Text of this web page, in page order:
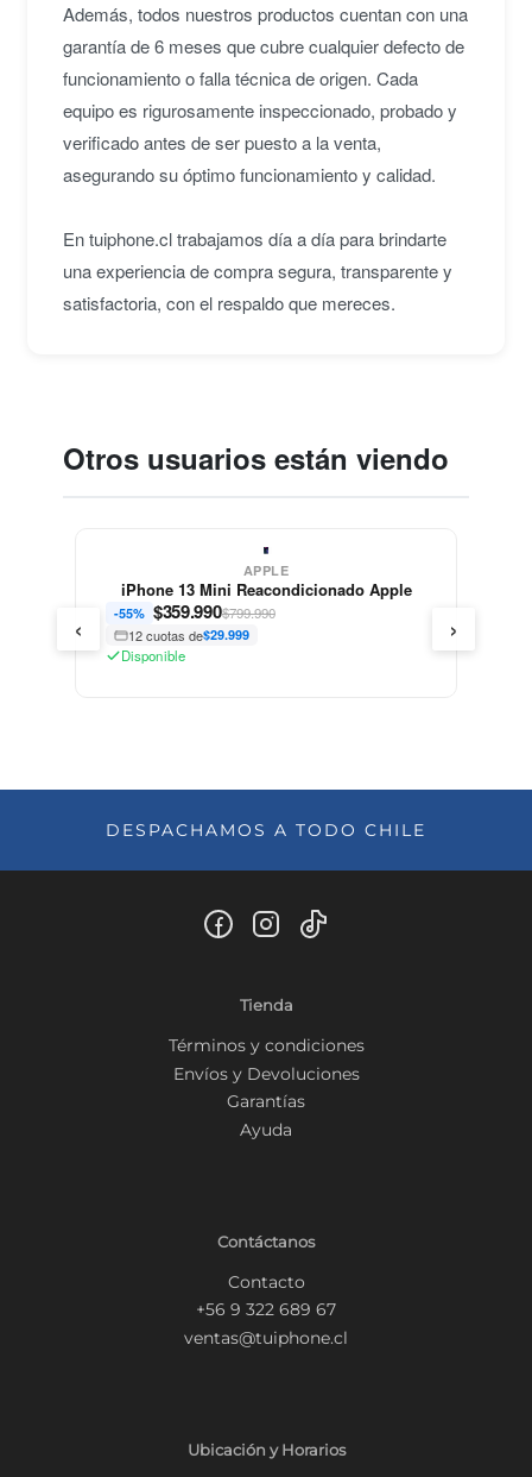
Además, todos nuestros productos cuentan con una
garantía de 6 meses que cubre cualquier defecto de
funcionamiento o falla técnica de origen. Cada
equipo es rigurosamente inspeccionado, probado y
verificado antes de ser puesto a la venta,
asegurando su óptimo funcionamiento y calidad.
En tuiphone.cl trabajamos día a día para brindarte
una experiencia de compra segura, transparente y
satisfactoria, con el respaldo que mereces.
Otros usuarios están viendo
iPhone 11 Pro - Reacondicionado - Apple
-56% $349.990
12 cuotas de
Disponible
‹ ›
DESPACHAMOS A TODO CHILE
Tienda
Términos y condiciones
Envíos y Devoluciones
Garantías
Ayuda
Contáctanos
Contacto
+56 9 322 689 67
ventas@tuiphone.cl
Ubicación y Horarios